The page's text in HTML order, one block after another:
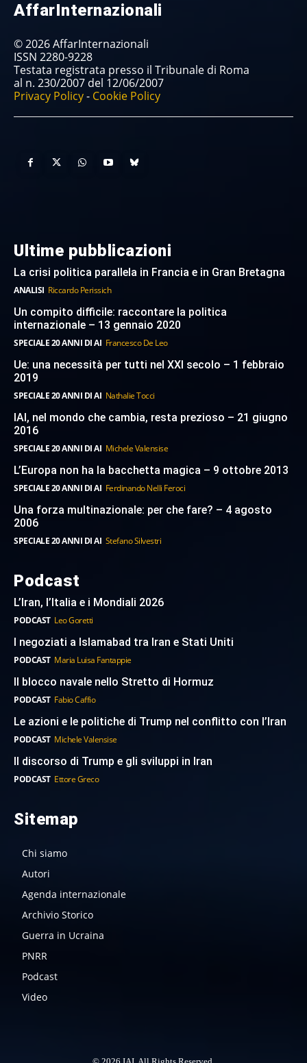
AffarInternazionali
© 2026 AffarInternazionali
ISSN 2280-9228
Testata registrata presso il Tribunale di Roma
al n. 230/2007 del 12/06/2007
Privacy Policy- Cookie Policy
Ultime pubblicazioni
La crisi politica parallela in Francia e in Gran Bretagna
ANALISI Riccardo Perissich
Un compito difficile: raccontare la politica
internazionale – 13 gennaio 2020
SPECIALE 20 ANNI DI AI Francesco De Leo
Ue: una necessità per tutti nel XXI secolo – 1 febbraio
2019
SPECIALE 20 ANNI DI AI Nathalie Tocci
IAI, nel mondo che cambia, resta prezioso – 21 giugno
2016
SPECIALE 20 ANNI DI AI Michele Valensise
L’Europa non ha la bacchetta magica – 9 ottobre 2013
SPECIALE 20 ANNI DI AI Ferdinando Nelli Feroci
Una forza multinazionale: per che fare? – 4 agosto
2006
SPECIALE 20 ANNI DI AI Stefano Silvestri
Podcast
L’Iran, l’Italia e i Mondiali 2026
PODCAST Leo Goretti
I negoziati a Islamabad tra Iran e Stati Uniti
PODCAST Maria Luisa Fantappie
Il blocco navale nello Stretto di Hormuz
PODCAST Fabio Caffio
Le azioni e le politiche di Trump nel conflitto con l’Iran
PODCAST Michele Valensise
Il discorso di Trump e gli sviluppi in Iran
PODCAST Ettore Greco
Sitemap
Chi siamo
Autori
Agenda internazionale
Archivio Storico
Guerra in Ucraina
PNRR
Podcast
Video